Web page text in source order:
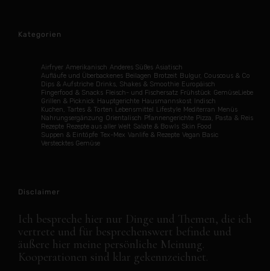
Kategorien
Airfryer Amerikanisch Anderes Süßes Asiatisch
Aufläufe und Überbackenes Beilagen Brotzeit Bulgur, Couscous & Co
Dips & Aufstriche Drinks, Shakes & Smoothie Europäisch
Fingerfood & Snacks Fleisch- und Fischersatz Frühstück GemüseLiebe
Grillen & Picknick Hauptgerichte Hausmannskost Indisch
Kuchen, Tartes & Torten Lebensmittel Lifestyle Mediterran Menüs
Nahrungsergänzung Orientalisch Pfannengerichte Pizza, Pasta & Reis
Rezepte Rezepte aus aller Welt Salate & Bowls Skin Food
Suppen & Eintöpfe Tex-Mex Vanlife & Rezepte Vegan Basic
Verstecktes Gemüse
Disclaimer
Ich bespreche hier nur Dinge und Themen, die ich
vertrete und für besprechenswert befinde und
äußere hier meine persönliche Meinung.
Kooperationen sind klar gekennzeichnet.